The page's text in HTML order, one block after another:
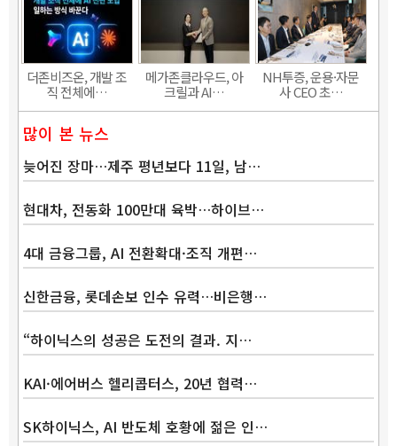
더존비즈온, 개발 조
직 전체에…
메가존클라우드, 아
크릴과 AI…
NH투증, 운용·자문
사 CEO 초…
많이 본 뉴스
늦어진 장마…제주 평년보다 11일, 남…
현대차, 전동화 100만대 육박…하이브…
4대 금융그룹, AI 전환확대·조직 개편…
신한금융, 롯데손보 인수 유력…비은행…
“하이닉스의 성공은 도전의 결과. 지…
KAI·에어버스 헬리콥터스, 20년 협력…
SK하이닉스, AI 반도체 호황에 젊은 인…